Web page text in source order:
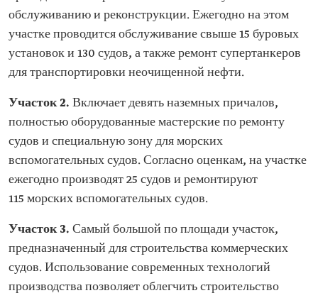
обслуживанию и реконструкции. Ежегодно на этом
участке проводится обслуживание свыше 15 буровых
установок и 130 судов, а также ремонт супертанкеров
для транспортировки неочищенной нефти.
Участок 2. Включает девять наземных причалов,
полностью оборудованные мастерские по ремонту
судов и специальную зону для морских
вспомогательных судов. Согласно оценкам, на участке
ежегодно производят 25 судов и ремонтируют
115 морских вспомогательных судов.
Участок 3. Самый большой по площади участок,
предназначенный для строительства коммерческих
судов. Использование современных технологий
производства позволяет облегчить строительство